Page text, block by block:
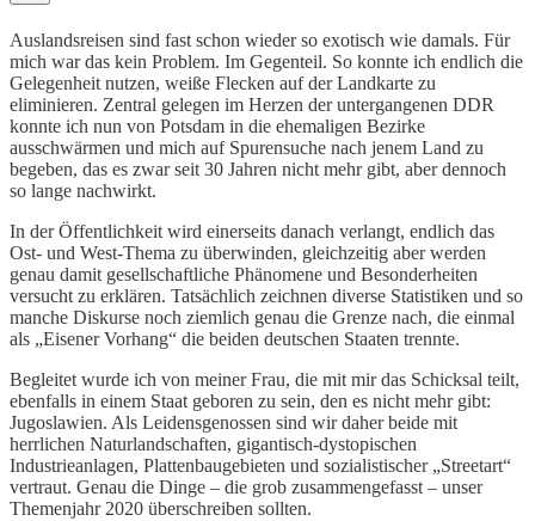
Auslandsreisen sind fast schon wieder so exotisch wie damals. Für
mich war das kein Problem. Im Gegenteil. So konnte ich endlich die
Gelegenheit nutzen, weiße Flecken auf der Landkarte zu
eliminieren. Zentral gelegen im Herzen der untergangenen DDR
konnte ich nun von Potsdam in die ehemaligen Bezirke
ausschwärmen und mich auf Spurensuche nach jenem Land zu
begeben, das es zwar seit 30 Jahren nicht mehr gibt, aber dennoch
so lange nachwirkt.
In der Öffentlichkeit wird einerseits danach verlangt, endlich das
Ost- und West-Thema zu überwinden, gleichzeitig aber werden
genau damit gesellschaftliche Phänomene und Besonderheiten
versucht zu erklären. Tatsächlich zeichnen diverse Statistiken und so
manche Diskurse noch ziemlich genau die Grenze nach, die einmal
als „Eisener Vorhang“ die beiden deutschen Staaten trennte.
Begleitet wurde ich von meiner Frau, die mit mir das Schicksal teilt,
ebenfalls in einem Staat geboren zu sein, den es nicht mehr gibt:
Jugoslawien. Als Leidensgenossen sind wir daher beide mit
herrlichen Naturlandschaften, gigantisch-dystopischen
Industrieanlagen, Plattenbaugebieten und sozialistischer „Streetart“
vertraut. Genau die Dinge – die grob zusammengefasst – unser
Themenjahr 2020 überschreiben sollten.